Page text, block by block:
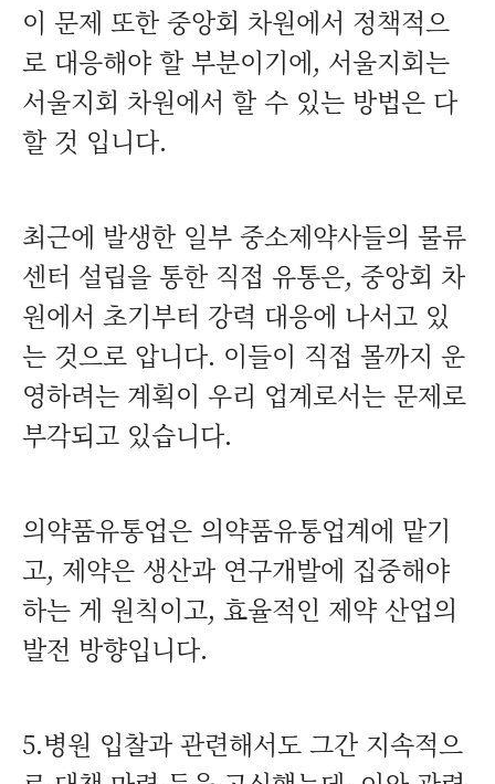
이 문제 또한 중앙회 차원에서 정책적으
로 대응해야 할 부분이기에, 서울지회는
서울지회 차원에서 할 수 있는 방법은 다
할 것 입니다.
최근에 발생한 일부 중소제약사들의 물류
센터 설립을 통한 직접 유통은, 중앙회 차
원에서 초기부터 강력 대응에 나서고 있
는 것으로 압니다. 이들이 직접 몰까지 운
영하려는 계획이 우리 업계로서는 문제로
부각되고 있습니다.
의약품유통업은 의약품유통업계에 맡기
고, 제약은 생산과 연구개발에 집중해야
하는 게 원칙이고, 효율적인 제약 산업의
발전 방향입니다.
5.병원 입찰과 관련해서도 그간 지속적으